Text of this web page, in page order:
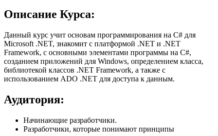
Описание Курса:
Данный курс учит основам программирования на C# для
Microsoft .NET, знакомит с платформой .NET и .NET
Framework, с основными элементами программы на C#,
созданием приложений для Windows, определением класса,
библиотекой классов .NET Framework, а также с
использованием ADO .NET для доступа к данным.
Аудитория:
Начинающие разработчики.
Разработчики, которые понимают принципы